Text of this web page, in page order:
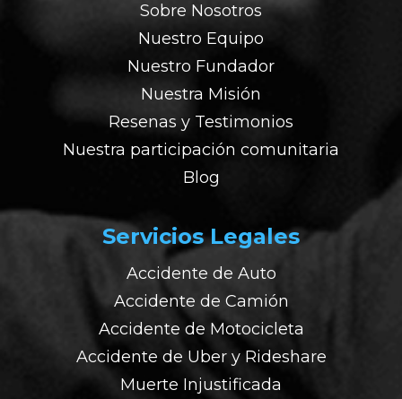
Sobre Nosotros
Nuestro Equipo
Nuestro Fundador
Nuestra Misión
Resenas y Testimonios
Nuestra participación comunitaria
Blog
Servicios Legales
Accidente de Auto
Accidente de Camión
Accidente de Motocicleta
Accidente de Uber y Rideshare
Muerte Injustificada